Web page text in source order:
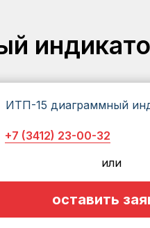
+7 (3412) 23-00-32
или
оставить